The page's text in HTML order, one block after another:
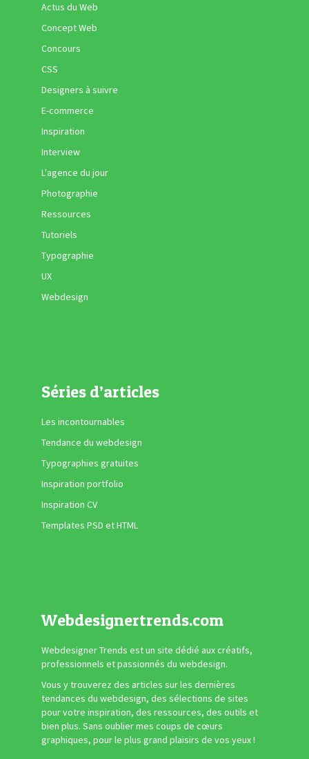
Actus du Web
Concept Web
Concours
CSS
Designers à suivre
E-commerce
Inspiration
Interview
L'agence du jour
Photographie
Ressources
Tutoriels
Typographie
UX
Webdesign
Séries d’articles
Les incontournables
Tendance du webdesign
Typographies gratuites
Inspiration portfolio
Inspiration CV
Templates PSD et HTML
Webdesignertrends.com
Webdesigner Trends est un site dédié aux créatifs,
professionnels et passionnés du webdesign.
Vous y trouverez des articles sur les dernières
tendances du webdesign, des sélections de sites
pour votre inspiration, des ressources, des outils et
bien plus. Sans oublier mes coups de cœurs
graphiques, pour le plus grand plaisirs de vos yeux !